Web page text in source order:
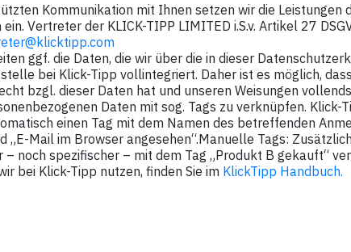
Kommunikation mit Ihnen setzen wir die Leistungen
Vertreter der KLICK-TIPP LIMITED i.S.v. Artikel 27
ggf. die Daten, die wir über die in dieser
bei Klick-Tipp vollintegriert. Daher ist es möglich,
bzgl. dieser Daten hat und unseren Weisungen
Daten mit sog. Tags zu verknüpfen. Klick-
einen Tag mit dem Namen des betreffenden
„E-Mail im Browser angesehen“.Manuelle Tags:
noch spezifischer – mit dem Tag „Produkt B gekauft“
bei Klick-Tipp nutzen, finden Sie im KlickTipp Handbuch.